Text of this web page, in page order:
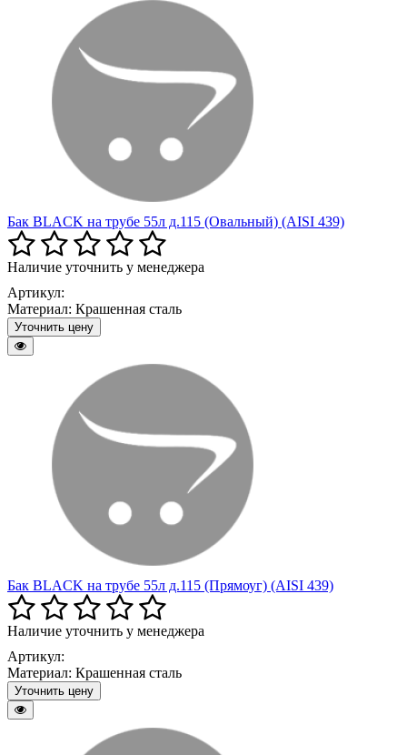
Бак BLACK на трубе 55л д.115 (Овальный) (AISI 439)
Наличие уточнить у менеджера
Артикул:
Материал: Крашенная сталь
Уточнить цену
Бак BLACK на трубе 55л д.115 (Прямоуг) (AISI 439)
Наличие уточнить у менеджера
Артикул:
Материал: Крашенная сталь
Уточнить цену